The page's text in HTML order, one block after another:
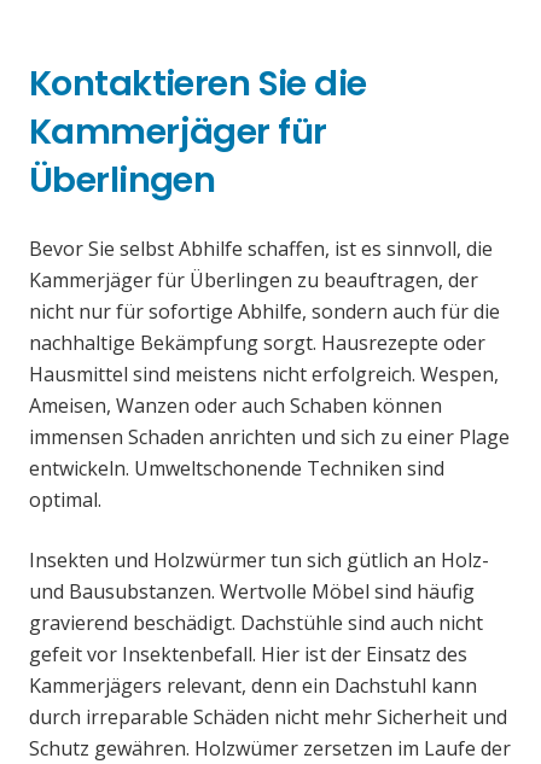
Kontaktieren Sie die
Kammerjäger für
Überlingen
Bevor Sie selbst Abhilfe schaffen, ist es sinnvoll, die
Kammerjäger für Überlingen zu beauftragen, der
nicht nur für sofortige Abhilfe, sondern auch für die
nachhaltige Bekämpfung sorgt. Hausrezepte oder
Hausmittel sind meistens nicht erfolgreich. Wespen,
Ameisen, Wanzen oder auch Schaben können
immensen Schaden anrichten und sich zu einer Plage
entwickeln. Umweltschonende Techniken sind
optimal.
Insekten und Holzwürmer tun sich gütlich an Holz-
und Bausubstanzen. Wertvolle Möbel sind häufig
gravierend beschädigt. Dachstühle sind auch nicht
gefeit vor Insektenbefall. Hier ist der Einsatz des
Kammerjägers relevant, denn ein Dachstuhl kann
durch irreparable Schäden nicht mehr Sicherheit und
Schutz gewähren. Holzwümer zersetzen im Laufe der